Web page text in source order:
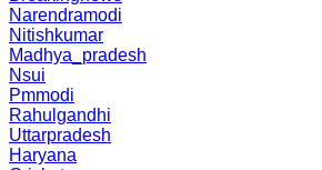
Narendramodi
Nitishkumar
Madhya_pradesh
Nsui
Pmmodi
Rahulgandhi
Uttarpradesh
Haryana